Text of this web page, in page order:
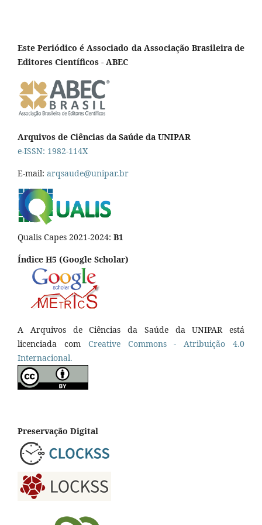
Este Periódico é Associado da Associação Brasileira de
Editores Científicos - ABEC
Arquivos de Ciências da Saúde da UNIPAR
e-ISSN: 1982-114X
E-mail: arqsaude@unipar.br
Qualis Capes 2021-2024: B1
Índice H5 (Google Scholar)
A Arquivos de Ciências da Saúde da UNIPAR está
licenciada com Creative Commons - Atribuição 4.0
Internacional.
Preservação Digital